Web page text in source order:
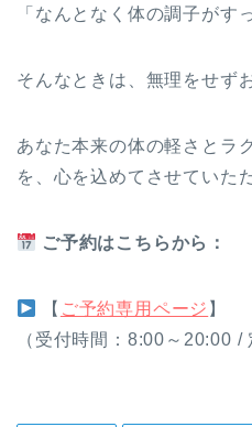
「なんとなく体の調子がす
そんなときは、無理をせず
あなた本来の体の軽さとラ
を、心を込めてさせていた
ご予約はこちらから：
【 ご予約専用ページ 】
（受付時間：8:00～20:00 /